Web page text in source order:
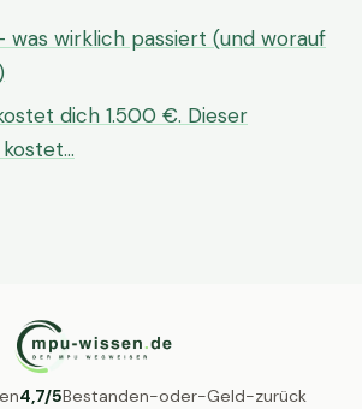
was wirklich passiert (und worauf
dich 1.500 €. Dieser
4,7/5Bestanden-oder-Geld-zurück